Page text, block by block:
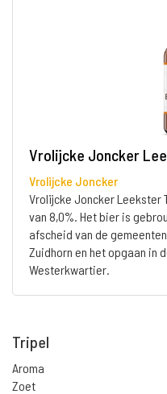
Vrolijcke Joncker
Vrolijcke Joncker
Vrolijcke Joncker Leekster
van 8,0%. Het bier is
afscheid van de
Zuidhorn en het opgaan in
Westerkwartier.
Tripel
Aroma
Zoet